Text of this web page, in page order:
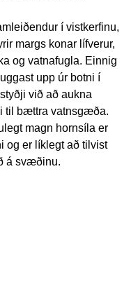
í vistkerfinu,
margs konar lífverur,
og vatnafugla. Einnig
upp úr botni í
við að aukna
til bættra vatnsgæða.
magn hornsíla er
og er líklegt að tilvist
á svæðinu.